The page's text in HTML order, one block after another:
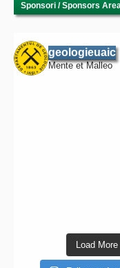
Sponsori / Sponsors
geologieuaic
Mente et Malleo
Load More